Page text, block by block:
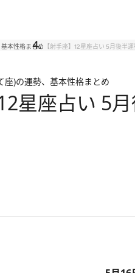
本性格まとめ 【射手座】12星座占い 5月後
座)の運勢、基本性格まとめ
12星座占い 5